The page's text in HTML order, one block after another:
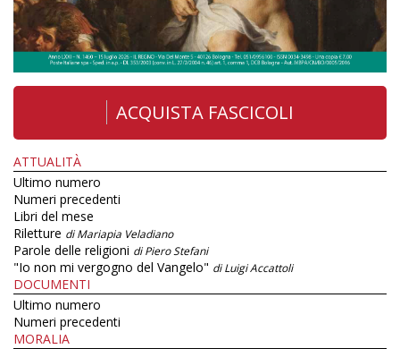
ACQUISTA FASCICOLI
ATTUALITÀ
Ultimo numero
Numeri precedenti
Libri del mese
Riletture di Mariapia Veladiano
Parole delle religioni di Piero Stefani
"Io non mi vergogno del Vangelo" di Luigi Accattoli
DOCUMENTI
Ultimo numero
Numeri precedenti
MORALIA